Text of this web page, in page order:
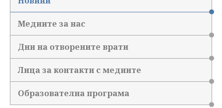
Медиите за нас
Дни на отворените врати
Лица за контакти с медиите
Образователна програма